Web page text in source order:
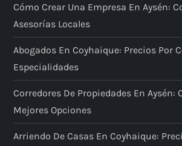
Cómo Crear Una Empresa En Aysén:
Asesorías Locales
Abogados En Coyhaique: Precios Por
Especialidades
Corredores De Propiedades En Aysén:
Mejores Opciones
Arriendo De Casas En Coyhaique: